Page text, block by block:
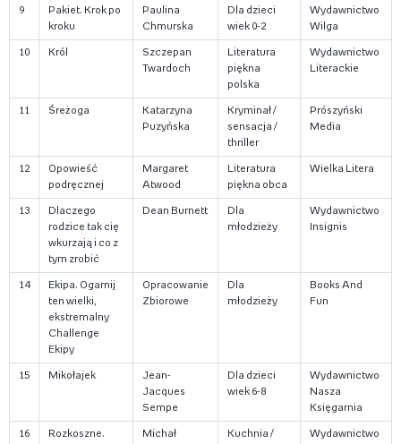
9
Pakiet. Krok po
kroku
Paulina
Chmurska
Dla dzieci
wiek 0-2
Wydawnictwo
Wilga
10 Król
Szczepan
Twardoch
Literatura
piękna
polska
Wydawnictwo
Literackie
11 Śreżoga
Katarzyna
Puzyńska
Kryminał /
sensacja /
thriller
Prószyński
Media
12
Opowieść
podręcznej
Margaret
Atwood
Literatura
piękna obca
Wielka Litera
13
Dlaczego
rodzice tak cię
wkurzają i co z
tym zrobić
Dean Burnett
Dla
młodzieży
Wydawnictwo
Insignis
14
Ekipa. Ogarnij
ten wielki,
ekstremalny
Challenge
Ekipy
Opracowanie
Zbiorowe
Dla
młodzieży
Books And
Fun
15 Mikołajek
Jean-
Jacques
Sempe
Dla dzieci
wiek 6-8
Wydawnictwo
Nasza
Księgarnia
16
Rozkoszne.
Michał
Kuchnia /
Wydawnictwo